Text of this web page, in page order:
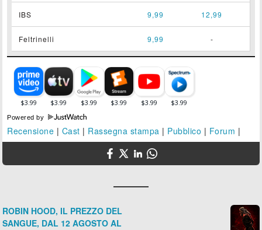
IBS 9,99 12,99
Feltrinelli 9,99 -
Powered by
Recensione | Cast | Rassegna stampa | Pubblico | Forum |
ROBIN HOOD, IL PREZZO DEL
SANGUE, DAL 12 AGOSTO AL